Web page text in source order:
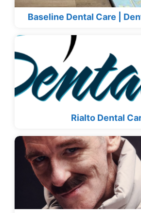
Baseline Dental Care |
Rialto Dental